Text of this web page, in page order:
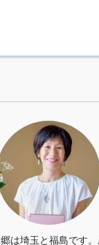
は埼玉と福島です